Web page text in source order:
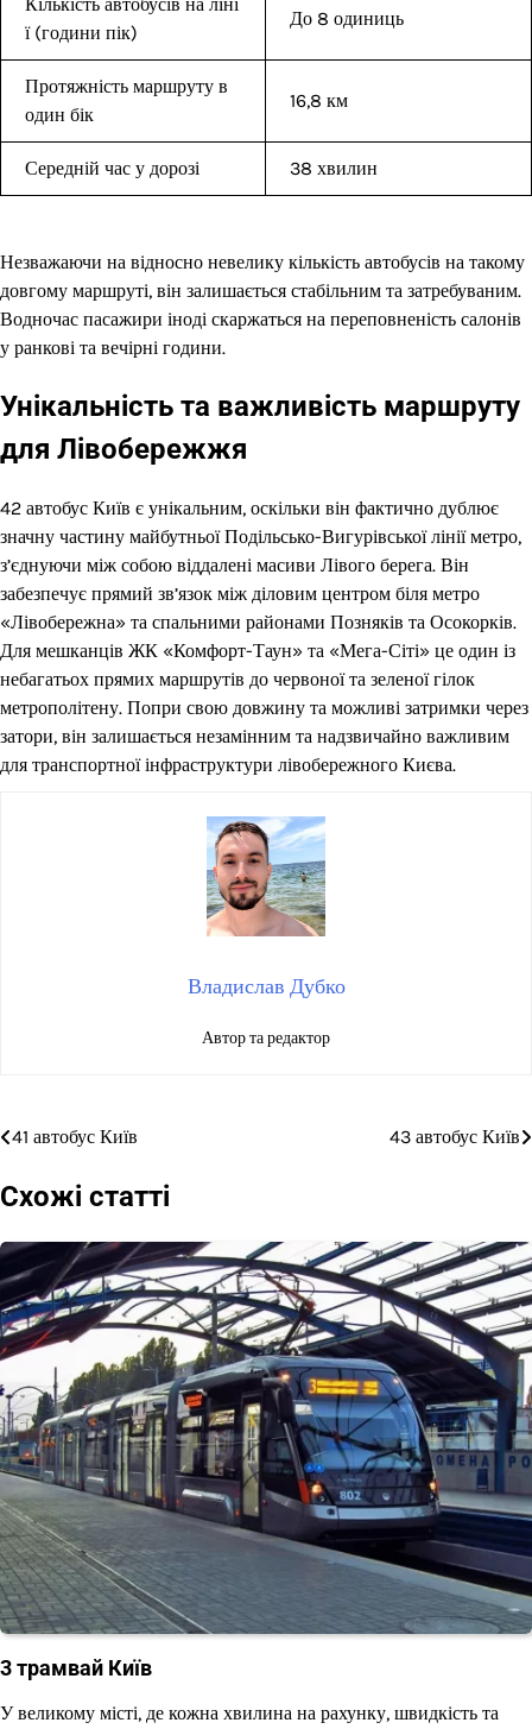
ї (години пік)
До 8 одиниць
Протяжність маршруту в
один бік
16,8 км
Середній час у дорозі 38 хвилин
Незважаючи на відносно невелику кількість автобусів на такому
довгому маршруті, він залишається стабільним та затребуваним.
Водночас пасажири іноді скаржаться на переповненість салонів
у ранкові та вечірні години.
Унікальність та важливість маршруту
для Лівобережжя
42 автобус Київ є унікальним, оскільки він фактично дублює
значну частину майбутньої Подільсько-Вигурівської лінії метро,
з’єднуючи між собою віддалені масиви Лівого берега. Він
забезпечує прямий зв’язок між діловим центром біля метро
«Лівобережна» та спальними районами Позняків та Осокорків.
Для мешканців ЖК «Комфорт-Таун» та «Мега-Сіті» це один із
небагатьох прямих маршрутів до червоної та зеленої гілок
метрополітену. Попри свою довжину та можливі затримки через
затори, він залишається незамінним та надзвичайно важливим
для транспортної інфраструктури лівобережного Києва.
Владислав Дубко
Автор та редактор
Навігація
записів
41 автобус Київ 43 автобус Київ
Схожі статті
3 трамвай Київ
У великому місті, де кожна хвилина на рахунку, швидкість та